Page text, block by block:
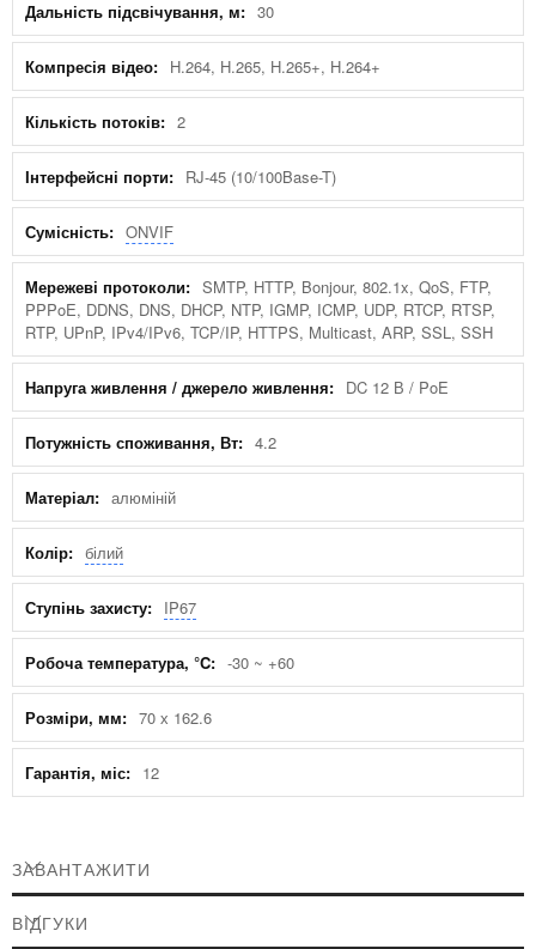
30
H.264, H.265, H.265+, H.264+
2
RJ-45 (10/100Base-T)
ONVIF
SMTP, HTTP, Bonjour, 802.1x, QoS, FTP,
PPPoE, DDNS, DNS, DHCP, NTP, IGMP, ICMP, UDP, RTCP, RTSP,
RTP, UPnP, IPv4/IPv6, TCP/IP, HTTPS, Multicast, ARP, SSL, SSH
DC 12 В / PoE
4.2
алюміній
білий
IP67
-30 ~ +60
70 х 162.6
12
ЗАВАНТАЖИТИ
ВІДГУКИ